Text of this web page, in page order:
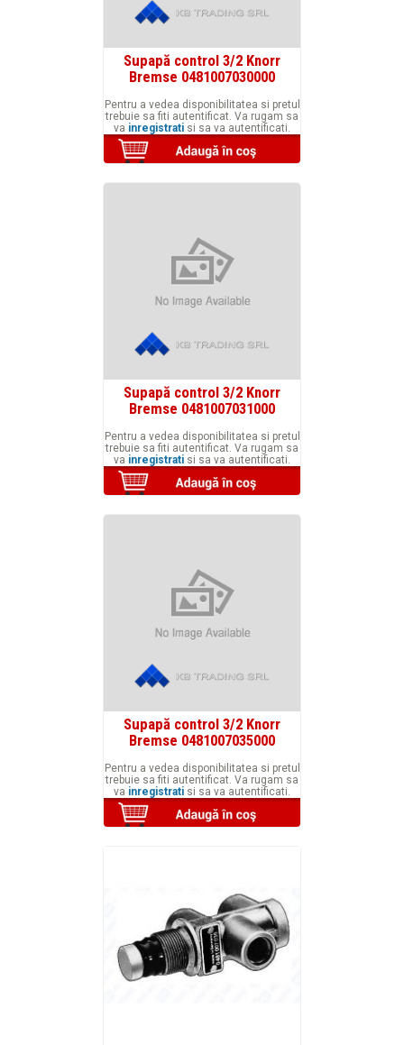
Supapă control 3/2 Knorr
Bremse 0481007030000
Pentru a vedea disponibilitatea si pretul
trebuie sa fiti autentificat. Va rugam sa
va inregistrati si sa va autentificati.
Supapă control 3/2 Knorr
Bremse 0481007031000
Pentru a vedea disponibilitatea si pretul
trebuie sa fiti autentificat. Va rugam sa
va inregistrati si sa va autentificati.
Supapă control 3/2 Knorr
Bremse 0481007035000
Pentru a vedea disponibilitatea si pretul
trebuie sa fiti autentificat. Va rugam sa
va inregistrati si sa va autentificati.